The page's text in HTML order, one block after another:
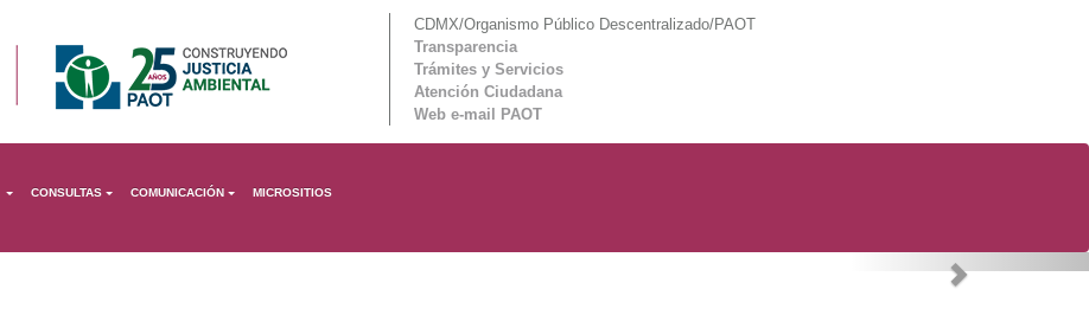
CDMX/Organismo Público Descentralizado/PAOT
Transparencia
Trámites y Servicios
Atención Ciudadana
Web e-mail PAOT
CONSULTAS COMUNICACIÓN MICROSITIOS
Next